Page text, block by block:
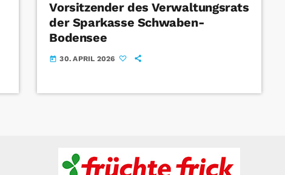
Vorsitzender des Verwaltungsrats
der Sparkasse Schwaben-
Bodensee
today 30. APRIL 2026